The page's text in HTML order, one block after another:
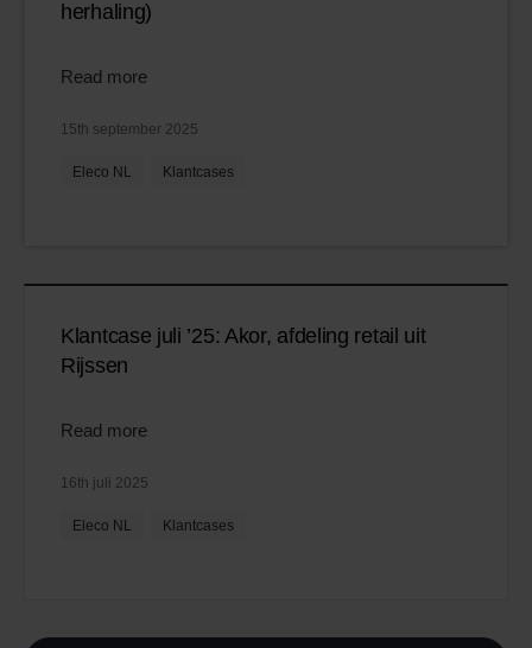
herhaling)
Read more
15th september 2025
Eleco NL Klantcases
Klantcase juli ’25: Akor, afdeling retail uit
Rijssen
Read more
16th juli 2025
Eleco NL Klantcases